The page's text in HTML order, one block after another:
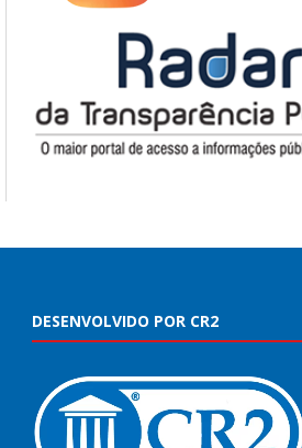
DESENVOLVIDO POR CR2